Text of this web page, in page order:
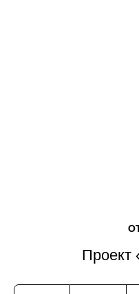
Проект